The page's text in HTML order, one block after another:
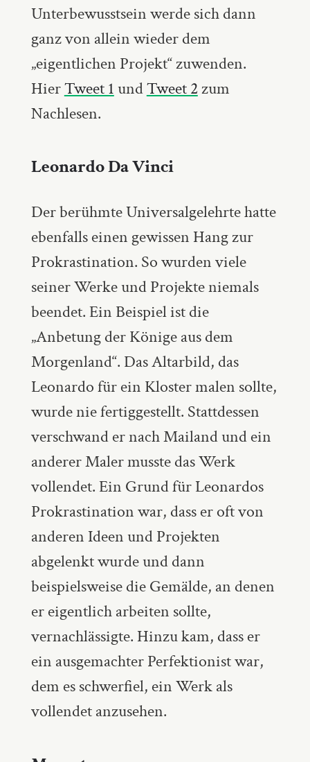
Unterbewusstsein werde sich dann
ganz von allein wieder dem
„eigentlichen Projekt“ zuwenden.
HierTweet 1undTweet 2zum
Nachlesen.
Leonardo Da Vinci
Der berühmte Universalgelehrte hatte
ebenfalls einen gewissen Hang zur
Prokrastination. So wurden viele
seiner Werke und Projekte niemals
beendet. Ein Beispiel ist die
„Anbetung der Könige aus dem
Morgenland“. Das Altarbild, das
Leonardo für ein Kloster malen sollte,
wurde nie fertiggestellt. Stattdessen
verschwand er nach Mailand und ein
anderer Maler musste das Werk
vollendet. Ein Grund für Leonardos
Prokrastination war, dass er oft von
anderen Ideen und Projekten
abgelenkt wurde und dann
beispielsweise die Gemälde, an denen
er eigentlich arbeiten sollte,
vernachlässigte. Hinzu kam, dass er
ein ausgemachter Perfektionist war,
dem es schwerfiel, ein Werk als
vollendet anzusehen.